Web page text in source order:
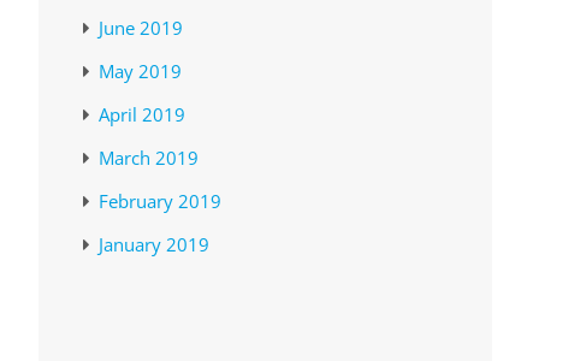
June 2019
May 2019
April 2019
March 2019
February 2019
January 2019